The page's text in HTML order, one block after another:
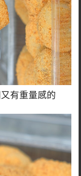
有重量感的